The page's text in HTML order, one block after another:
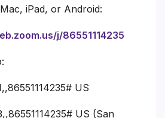
iPad, or Android:
j/86551114235
US
US (San